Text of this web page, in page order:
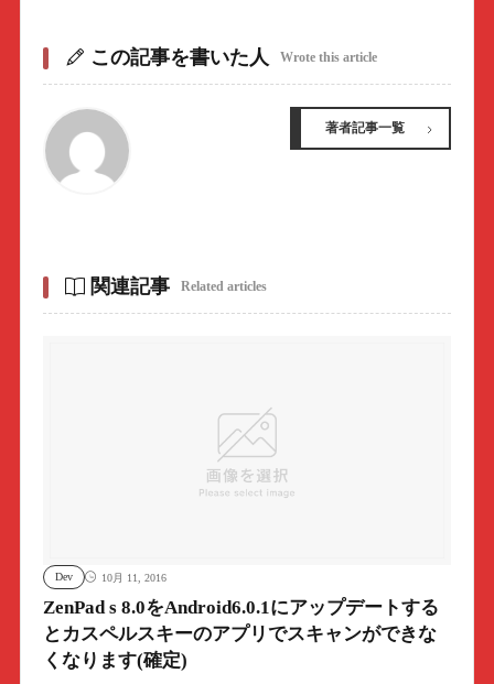
この記事を書いた人 Wrote this article
著者記事一覧
関連記事 Related articles
Dev 10月 11, 2016
ZenPad s 8.0をAndroid6.0.1にアップデートする
とカスペルスキーのアプリでスキャンができな
くなります(確定)